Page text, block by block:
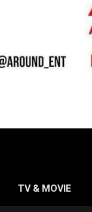
TV & MOVIE